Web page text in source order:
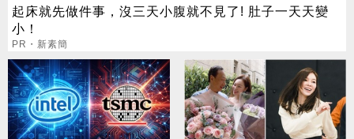
起床就先做件事，沒三天小腹就不見了! 肚子一天天變
小！
PR・新素簡